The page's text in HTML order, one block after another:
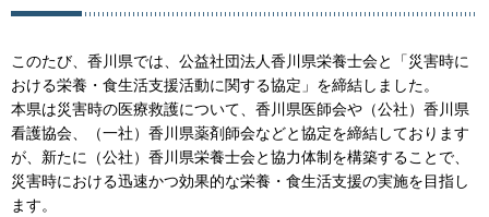
このたび、香川県では、公益社団法人香川県栄養士会と「災害時に
おける栄養・食生活支援活動に関する協定」を締結しました。
本県は災害時の医療救護について、香川県医師会や（公社）香川県
看護協会、（一社）香川県薬剤師会などと協定を締結しております
が、新たに（公社）香川県栄養士会と協力体制を構築することで、
災害時における迅速かつ効果的な栄養・食生活支援の実施を目指し
ます。